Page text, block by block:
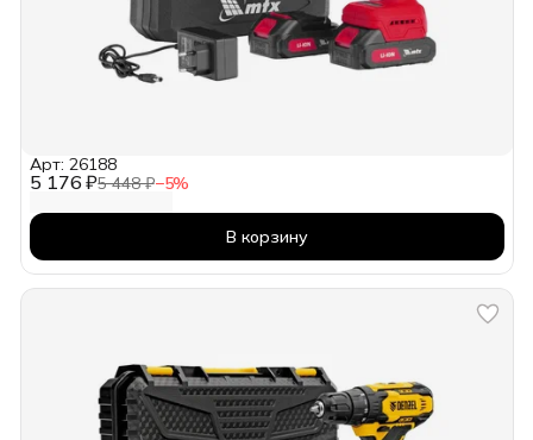
5 176 ₽5 448 ₽−5%
Арт: 26188
В корзину